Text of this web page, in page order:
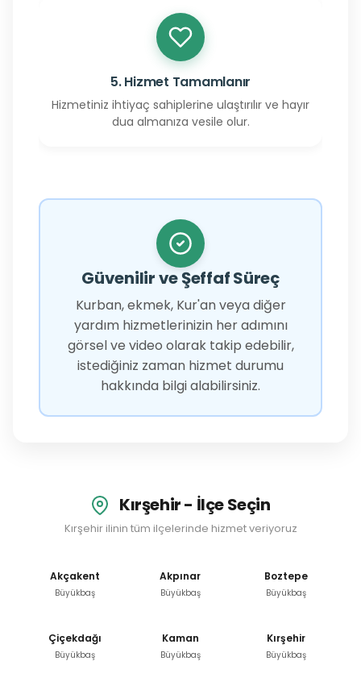
5. Hizmet Tamamlanır
Hizmetiniz ihtiyaç sahiplerine ulaştırılır ve hayır
dua almanıza vesile olur.
Güvenilir ve Şeffaf Süreç
Kurban, ekmek, Kur'an veya diğer
yardım hizmetlerinizin her adımını
görsel ve video olarak takip edebilir,
istediğiniz zaman hizmet durumu
hakkında bilgi alabilirsiniz.
Kırşehir - İlçe Seçin
Kırşehir ilinin tüm ilçelerinde hizmet veriyoruz
Akçakent
Büyükbaş
Akpınar
Büyükbaş
Boztepe
Büyükbaş
Çiçekdağı
Büyükbaş
Kaman
Büyükbaş
Kırşehir
Büyükbaş